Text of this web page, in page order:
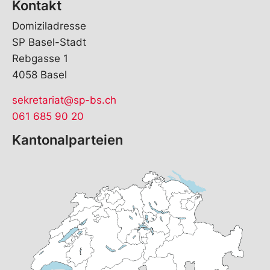
Kontakt
Domiziladresse
SP Basel-Stadt
Rebgasse 1
4058 Basel
sekretariat@sp-bs.ch
061 685 90 20
Kantonalparteien